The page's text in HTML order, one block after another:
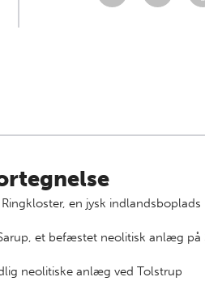
Ringkloster, en jysk
et befæstet neolitisk anlæg på
neolitiske anlæg ved Tolstrup